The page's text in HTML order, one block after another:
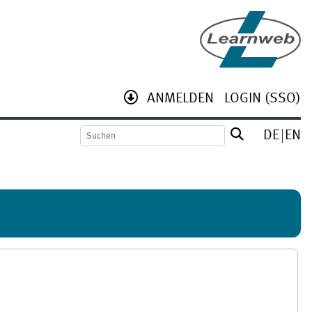
ANMELDEN LOGIN (SSO)
DE EN